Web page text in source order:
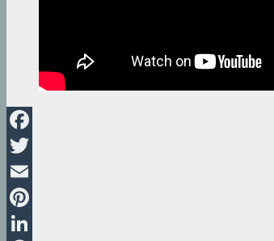
Facebook
Twitter
Email
Pinterest